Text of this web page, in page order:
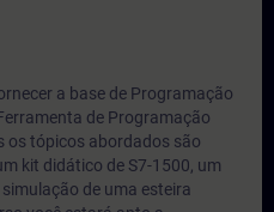
a base de Programação
de Programação
os tópicos abordados são
kit didático de S7-1500, um
de uma esteira